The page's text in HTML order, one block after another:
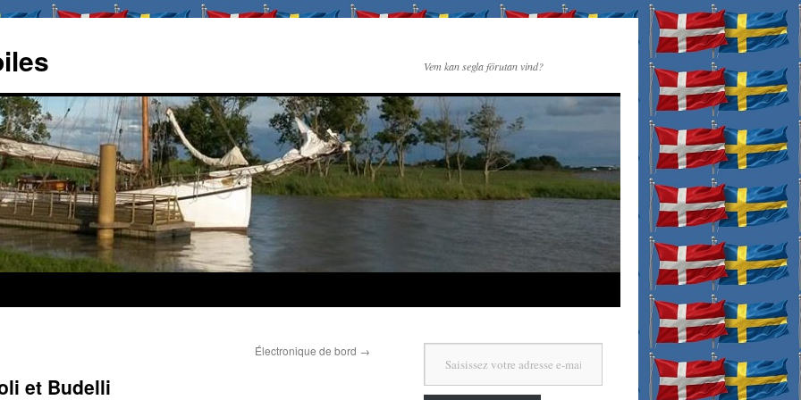
Vem kan segla förutan vind?
Électronique de bord →
et Budelli
Saisissez votre adresse e-mail…